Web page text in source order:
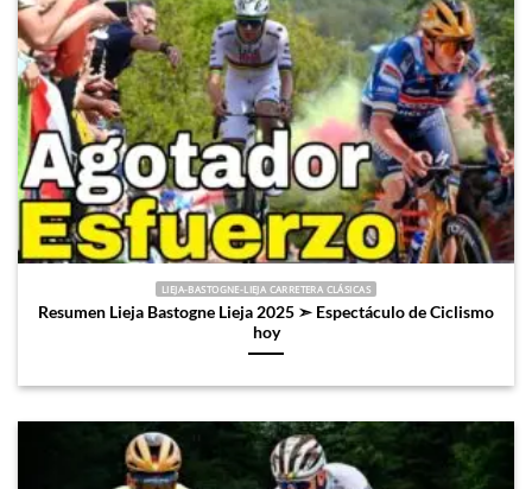
LIEJA-BASTOGNE-LIEJA CARRETERA CLÁSICAS
Resumen Lieja Bastogne Lieja 2025 ➣ Espectáculo de Ciclismo
hoy